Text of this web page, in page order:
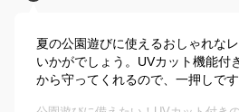
夏の公園遊びに使えるおしゃれな
いかがでしょう。UVカット機能付
から守ってくれるので、一押しです